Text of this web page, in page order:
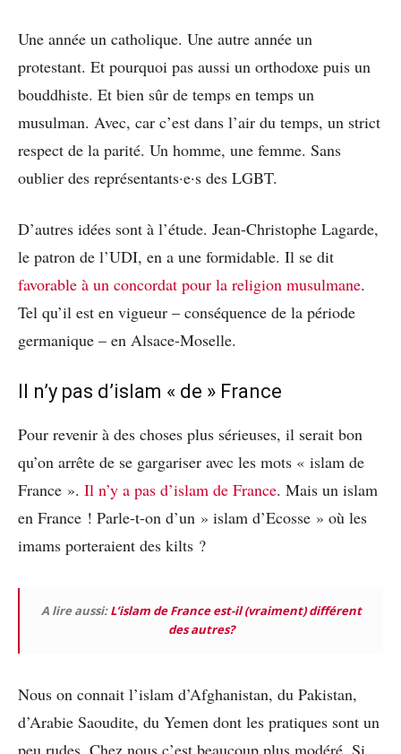
Une année un catholique. Une autre année un
protestant. Et pourquoi pas aussi un orthodoxe puis un
bouddhiste. Et bien sûr de temps en temps un
musulman. Avec, car c’est dans l’air du temps, un strict
respect de la parité. Un homme, une femme. Sans
oublier des représentants·e·s des LGBT.
D’autres idées sont à l’étude. Jean-Christophe Lagarde,
le patron de l’UDI, en a une formidable. Il se dit
favorable à un concordat pour la religion musulmane.
Tel qu’il est en vigueur – conséquence de la période
germanique – en Alsace-Moselle.
Il n’y pas d’islam « de » France
Pour revenir à des choses plus sérieuses, il serait bon
qu’on arrête de se gargariser avec les mots « islam de
France ». Il n’y a pas d’islam de France. Mais un islam
en France ! Parle-t-on d’un » islam d’Ecosse » où les
imams porteraient des kilts ?
A lire aussi:L’islam de France est-il (vraiment) différent
des autres?
Nous on connait l’islam d’Afghanistan, du Pakistan,
d’Arabie Saoudite, du Yemen dont les pratiques sont un